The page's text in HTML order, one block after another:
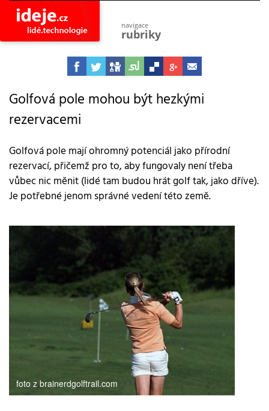
navigace
rubriky
astro
vesmír
projekty
objevy
vynálezy
planeta
přiroda
firmy
zdraví
medicína
Golfová pole mohou být hezkými
rezervacemi
Golfová pole mají ohromný potenciál jako přírodní
rezervací, přičemž pro to, aby fungovaly není třeba
vůbec nic měnit (lidé tam budou hrát golf tak, jako dříve).
Je potřebné jenom správné vedení této země.
foto z brainerdgolftrail.com